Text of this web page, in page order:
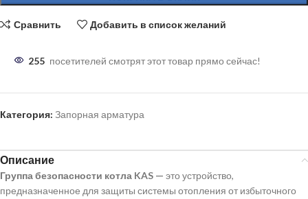
Сравнить Добавить в список желаний
255 посетителей смотрят этот товар прямо сейчас!
Категория: Запорная арматура
Описание
Группа безопасности котла KAS — это устройство,
предназначенное для защиты системы отопления от избыточного